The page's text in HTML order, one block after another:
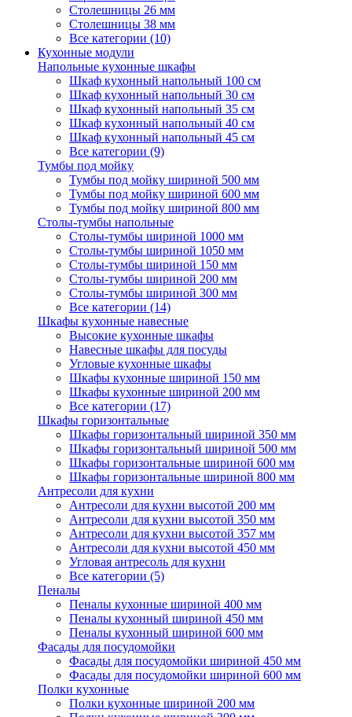
Столешницы 26 мм
Столешницы 38 мм
Все категории (10)
Кухонные модули
Напольные кухонные шкафы
Шкаф кухонный напольный 100 см
Шкаф кухонный напольный 30 см
Шкаф кухонный напольный 35 см
Шкаф кухонный напольный 40 см
Шкаф кухонный напольный 45 см
Все категории (9)
Тумбы под мойку
Тумбы под мойку шириной 500 мм
Тумбы под мойку шириной 600 мм
Тумбы под мойку шириной 800 мм
Столы-тумбы напольные
Столы-тумбы шириной 1000 мм
Столы-тумбы шириной 1050 мм
Столы-тумбы шириной 150 мм
Столы-тумбы шириной 200 мм
Столы-тумбы шириной 300 мм
Все категории (14)
Шкафы кухонные навесные
Высокие кухонные шкафы
Навесные шкафы для посуды
Угловые кухонные шкафы
Шкафы кухонные шириной 150 мм
Шкафы кухонные шириной 200 мм
Все категории (17)
Шкафы горизонтальные
Шкафы горизонтальный шириной 350 мм
Шкафы горизонтальный шириной 500 мм
Шкафы горизонтальные шириной 600 мм
Шкафы горизонтальные шириной 800 мм
Антресоли для кухни
Антресоли для кухни высотой 200 мм
Антресоли для кухни высотой 350 мм
Антресоли для кухни высотой 357 мм
Антресоли для кухни высотой 450 мм
Угловая антресоль для кухни
Все категории (5)
Пеналы
Пеналы кухонные шириной 400 мм
Пеналы кухонный шириной 450 мм
Пеналы кухонный шириной 600 мм
Фасады для посудомойки
Фасады для посудомойки шириной 450 мм
Фасады для посудомойки шириной 600 мм
Полки кухонные
Полки кухонные шириной 200 мм